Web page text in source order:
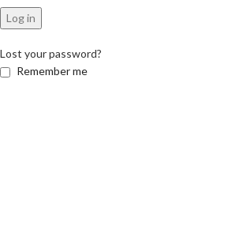
Log in
Lost your password?
Remember me